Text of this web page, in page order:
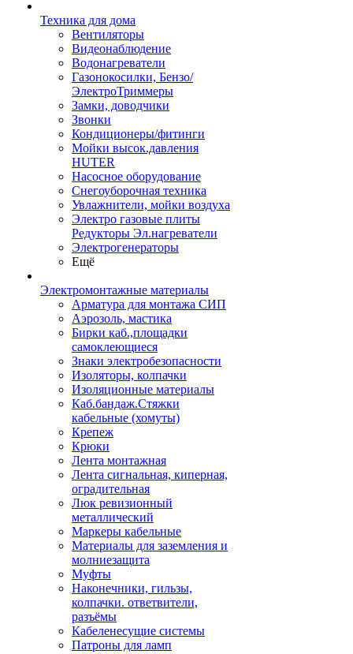
Техника для дома
Вентиляторы
Видеонаблюдение
Водонагреватели
Газонокосилки, Бензо/
ЭлектроТриммеры
Замки, доводчики
Звонки
Кондиционеры/фитинги
Мойки высок.давления
HUTER
Насосное оборудование
Снегоуборочная техника
Увлажнители, мойки воздуха
Электро газовые плиты
Редукторы Эл.нагреватели
Электрогенераторы
Ещё
Электромонтажные материалы
Арматура для монтажа СИП
Аэрозоль, мастика
Бирки каб.,площадки
самоклеющиеся
Знаки электробезопасности
Изоляторы, колпачки
Изоляционные материалы
Каб.бандаж.Стяжки
кабельные (хомуты)
Крепеж
Крюки
Лента монтажная
Лента сигнальная, киперная,
оградительная
Люк ревизионный
металлический
Маркеры кабельные
Материалы для заземления и
молниезащита
Муфты
Наконечники, гильзы,
колпачки. ответвители,
разъёмы
Кабеленесущие системы
Патроны для ламп